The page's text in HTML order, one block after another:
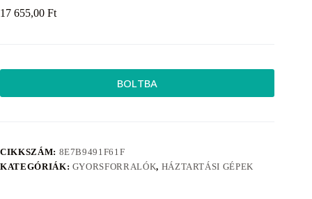
17 655,00 Ft
BOLTBA
CIKKSZÁM: 8E7B9491F61F
KATEGÓRIÁK: GYORSFORRALÓK, HÁZTARTÁSI GÉPEK